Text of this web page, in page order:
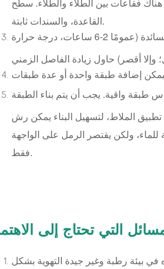
الفاصل الزمني بين الطبقات قبل طبقة الطلاء الصلبة الجافة، غير اللاصقة هي السائدة (عمومًا 2-6 ساعات، درجة حرارة
طبقة واقية. يجب أن يتم بناء الطبقة
تطبيق الملاط، لتسهيل البناء يمكن رش
ولكن يقتصر الرمل على الواجهة
التي تحتاج إلى
ولا ينبغي بناؤه في بيئة رطبة وغير جيدة التهوية بشكل